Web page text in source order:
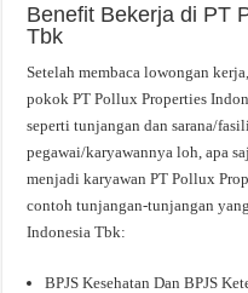
Benefit Bekerja di PT
Tbk
Setelah membaca lowongan
pokok PT Pollux Properties
seperti tunjangan dan sarana/
pegawai/karyawannya loh, apa
menjadi karyawan PT Pollux
contoh tunjangan-tunjangan
Indonesia Tbk:
BPJS Kesehatan Dan BPJS